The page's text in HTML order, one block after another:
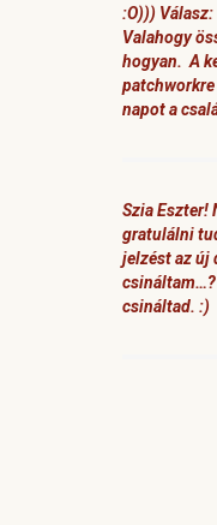
:O)))
Valahogy
hogyan. A
patchworkre
napot a
Szia Eszter!
gratulálni
jelzést az új
csináltad. :)